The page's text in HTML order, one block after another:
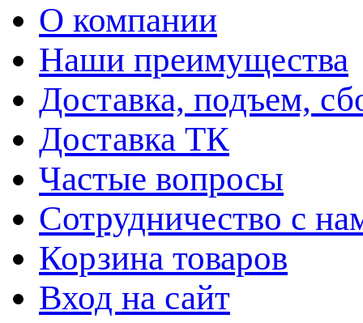
О компании
Наши преимущества
Доставка, подъем,
Доставка ТК
Частые вопросы
Сотрудничество с
Корзина товаров
Вход на сайт